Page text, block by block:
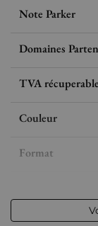
Note Parker
Domaines
TVA récuperable
Couleur
Format
Volume